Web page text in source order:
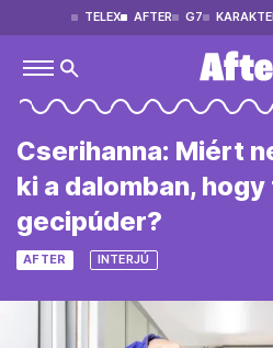
TELEX AFTER G7
Cserihanna: Miért
ki a dalomban,
gecipúder?
AFTER INTERJÚ